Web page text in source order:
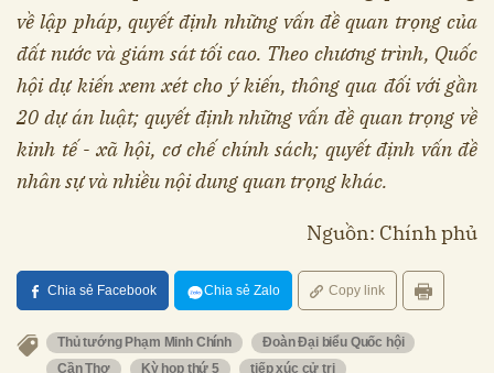
về lập pháp, quyết định những vấn đề quan trọng của
đất nước và giám sát tối cao. Theo chương trình, Quốc
hội dự kiến xem xét cho ý kiến, thông qua đối với gần
20 dự án luật; quyết định những vấn đề quan trọng về
kinh tế - xã hội, cơ chế chính sách; quyết định vấn đề
nhân sự và nhiều nội dung quan trọng khác.
Nguồn: Chính phủ
Chia sẻ Facebook Chia sẻ Zalo Copy link
Thủ tướng Phạm Minh Chính
Đoàn Đại biểu Quốc hội
Cần Thơ
Kỳ họp thứ 5 tiếp xúc cử tri